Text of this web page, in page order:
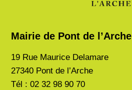
Mairie de Pont de l’Arche
19 Rue Maurice Delamare
27340 Pont de l’Arche
Tél : 02 32 98 90 70